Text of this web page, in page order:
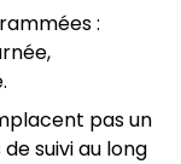
:
pas un
suivi au long